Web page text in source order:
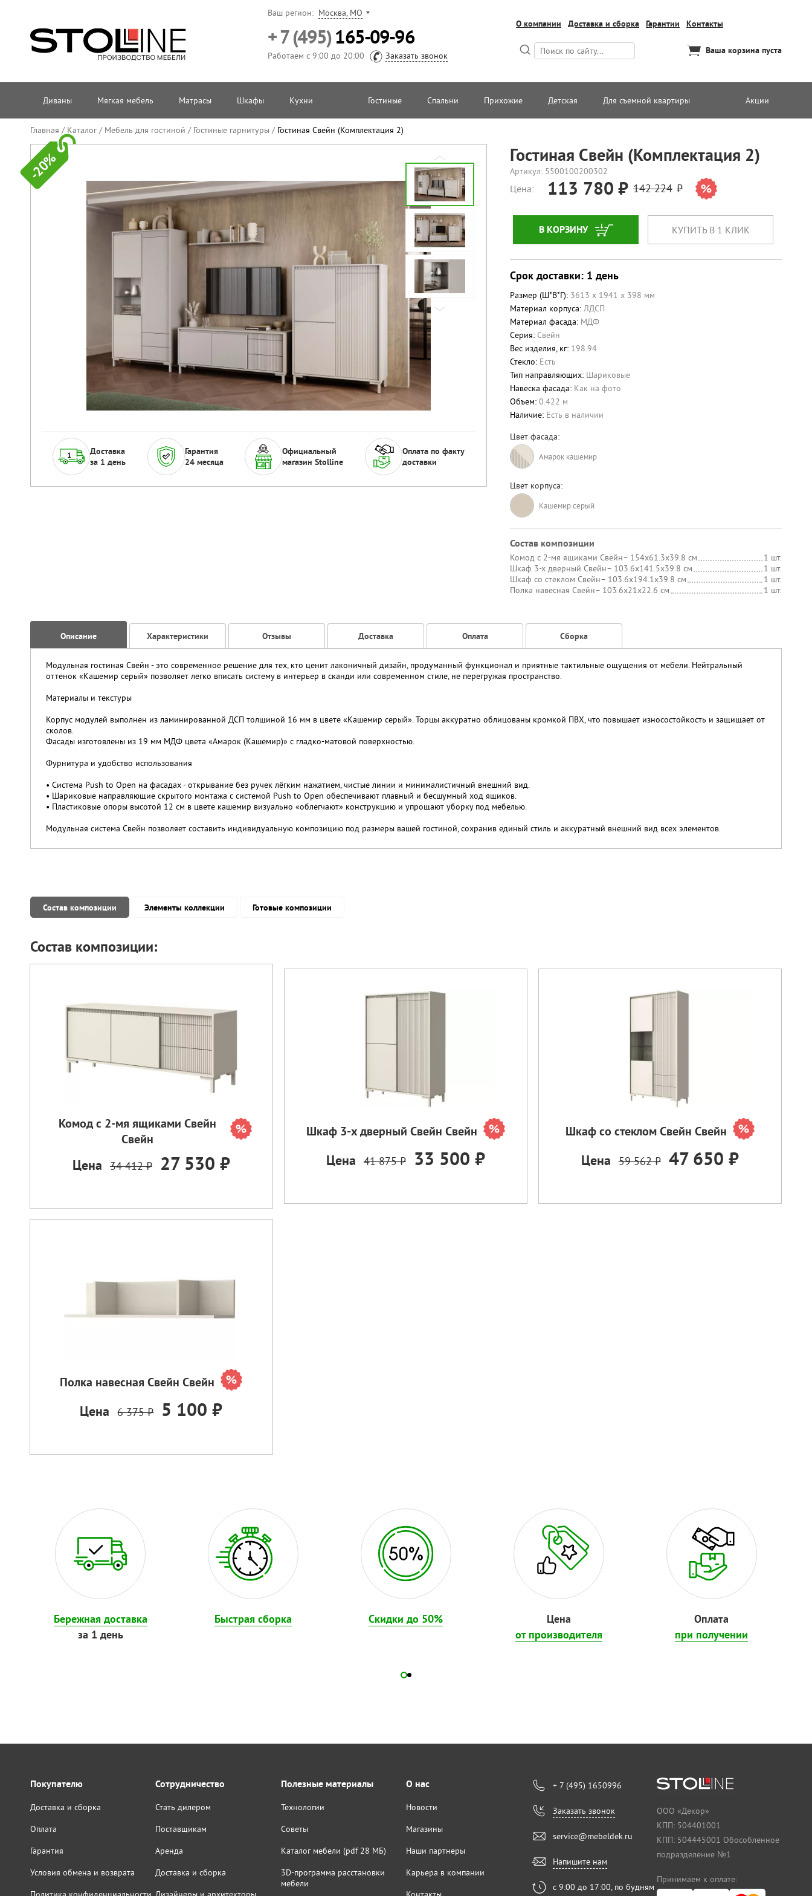
Ваш регион: Москва, МО
+ 7 (495)165-09-96
Работаем с 9:00 до 20:00 Заказать звонок
О компании Доставка и сборка Гарантии Контакты
Ваша корзина пуста
Диваны Мягкая мебель Матрасы Шкафы Кухни Гостиные Спальни Прихожие Детская Для съемной квартиры Акции
Главная / Каталог/ Мебель для гостиной / Гостиные гарнитуры / Гостиная Свейн (Комплектация 2)
Гостиная Свейн (Комплектация 2)
Артикул: 5500100200302
-20%
Доставка
за 1 день
Гарантия
24 месяца
Официальный
магазин Stolline
Оплата по факту
доставки
Цена: 113 780 142 224
В КОРЗИНУ КУПИТЬ В 1 КЛИК
Срок доставки: 1 день
Размер (Ш*В*Г): 3613 x 1941 x 398 мм
Материал корпуса: ЛДСП
Материал фасада: МДФ
Серия: Свейн
Вес изделия, кг: 198.94
Стекло: Есть
Тип направляющих: Шариковые
Навеска фасада: Как на фото
Объем: 0.422 м
Наличие: Есть в наличии
Цвет фасада:
Амарок кашемир
Цвет корпуса:
Кашемир серый
Состав композиции
Комод с 2-мя ящиками Свейн– 154х61.3х39.8 см
1 шт.
Шкаф 3-х дверный Свейн– 103.6х141.5х39.8 см
1 шт.
Шкаф со стеклом Свейн– 103.6х194.1х39.8 см
1 шт.
Полка навесная Свейн– 103.6х21х22.6 см 1 шт.
Описание Характеристики Отзывы Доставка Оплата Сборка
Модульная гостиная Свейн - это современное решение для тех, кто ценит лаконичный дизайн, продуманный функционал и приятные тактильные ощущения от мебели. Нейтральный
оттенок «Кашемир серый» позволяет легко вписать систему в интерьер в сканди или современном стиле, не перегружая пространство.
Материалы и текстуры
Корпус модулей выполнен из ламинированной ДСП толщиной 16 мм в цвете «Кашемир серый». Торцы аккуратно облицованы кромкой ПВХ, что повышает износостойкость и защищает от
сколов.
Фасады изготовлены из 19 мм МДФ цвета «Амарок (Кашемир)» с гладко-матовой поверхностью.
Фурнитура и удобство использования
• Система Push to Open на фасадах - открывание без ручек лёгким нажатием, чистые линии и минималистичный внешний вид.
• Шариковые направляющие скрытого монтажа с системой Push to Open обеспечивают плавный и бесшумный ход ящиков.
• Пластиковые опоры высотой 12 см в цвете кашемир визуально «облегчают» конструкцию и упрощают уборку под мебелью.
Модульная система Свейн позволяет составить индивидуальную композицию под размеры вашей гостиной, сохранив единый стиль и аккуратный внешний вид всех элементов.
Состав композиции Элементы коллекции Готовые композиции
Состав композиции:
Комод с 2-мя ящиками Свейн
Свейн
Цена 34 412 ₽ 27 530 ₽
Шкаф 3-х дверный Свейн Свейн
Цена 41 875 ₽ 33 500 ₽
Шкаф со стеклом Свейн Свейн
Цена 59 562 ₽ 47 650 ₽
Полка навесная Свейн Свейн
Цена 6 375 ₽ 5 100 ₽
Бережная доставка
за 1 день
Быстрая сборка Скидки до 50%
Цена
от производителя
Оплата
при получении
Покупателю
Доставка и сборка
Оплата
Гарантия
Условия обмена и возврата
Сотрудничество
Стать дилером
Поставщикам
Аренда
Доставка и сборка
Полезные материалы
Технологии
Советы
Каталог мебели (pdf 28 МБ)
3D-программа расстановки
мебели
О нас
Новости
Магазины
Наши партнеры
Карьера в компании
+ 7 (495) 1650996
Заказать звонок
service@mebeldek.ru
Напишите нам
с 9:00 до 17:00, по будням
ООО «Декор»
КПП: 504401001
КПП: 504445001 Обособленное
подразделение №1
Принимаем к оплате: